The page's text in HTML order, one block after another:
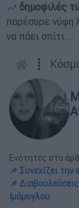
δημοφιλές
παρέσυρε νύφη
να πάει σπίτι...
┋
Ενότητες στο
📌 Συνεχίζει
📌
Ιμάμογλου